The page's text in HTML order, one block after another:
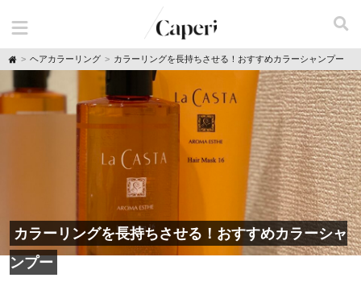
H
o
e
ヘアカラーリング カラーリングを長持ちさせる！おすすめカラーシャンプー
カラーリングを長持ちさせる！おすすめカラーシャ
ンプー